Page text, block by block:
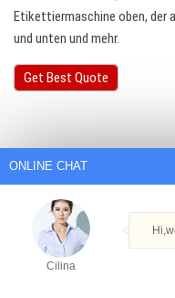
Etikettiermaschine oben, der
und unten und mehr.
Get Best Quote
ONLINE CHAT
Cilina